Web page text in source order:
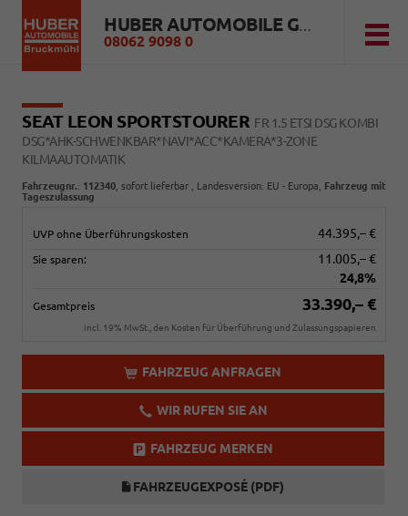
HUBER AUTOMOBILE GMBH
08062 9098 0
SEAT LEON SPORTSTOURER FR 1.5 ETSI DSG KOMBI
DSG*AHK-SCHWENKBAR*NAVI*ACC*KAMERA*3-ZONE
KILMAAUTOMATIK
Fahrzeugnr.: 112340 sofort lieferbar , Landesversion: EU - Europa, Fahrzeug mit
Tageszulassung
UVP ohne Überführungskosten 44.395,– €
Sie sparen:
11.005,– €
24,8%
Gesamtpreis 33.390,– €
incl. 19% MwSt., den Kosten für Überführung und Zulassungspapieren
FAHRZEUG ANFRAGEN
WIR RUFEN SIE AN
FAHRZEUG MERKEN
FAHRZEUGEXPOSÉ (PDF)